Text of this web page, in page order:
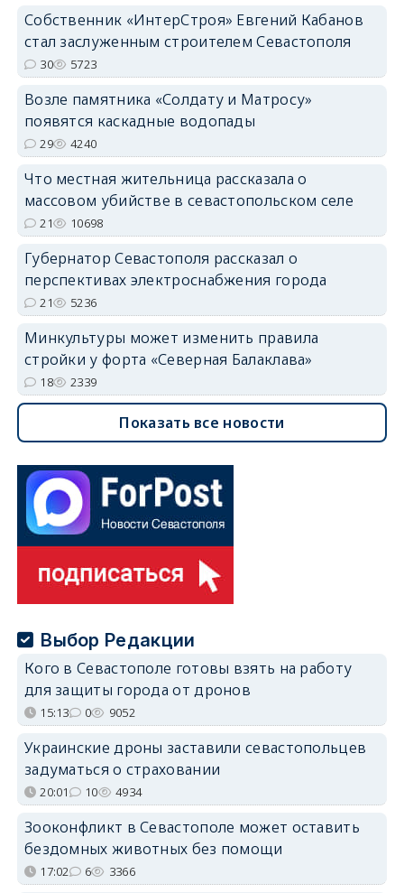
Собственник «ИнтерСтроя» Евгений Кабанов
стал заслуженным строителем Севастополя
30 5723
Возле памятника «Солдату и Матросу»
появятся каскадные водопады
29 4240
Что местная жительница рассказала о
массовом убийстве в севастопольском селе
21 10698
Губернатор Севастополя рассказал о
перспективах электроснабжения города
21 5236
Минкультуры может изменить правила
стройки у форта «Северная Балаклава»
18 2339
Показать все новости
Выбор Редакции
Кого в Севастополе готовы взять на работу
для защиты города от дронов
15:13 0 9052
Украинские дроны заставили севастопольцев
задуматься о страховании
20:01 10 4934
Зооконфликт в Севастополе может оставить
бездомных животных без помощи
17:02 6 3366